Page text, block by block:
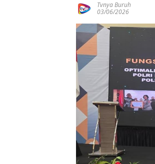
Tvnya Buruh
03/06/2026